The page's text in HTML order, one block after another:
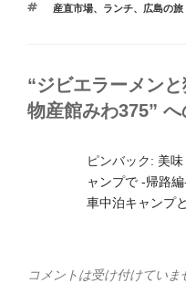
ゴ
タ
産直市場、 ランチ、 広島の旅
“ジビエラーメン
物産館みわ375”
ピンバック: 美
ャンプで -帰路
車中泊キャンプ
コメントは受け付けていま